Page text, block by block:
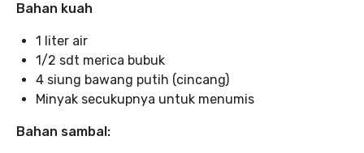
Bahan kuah
1 liter air
1/2 sdt merica bubuk
4 siung bawang putih (cincang)
Minyak secukupnya untuk menumis
Bahan sambal: